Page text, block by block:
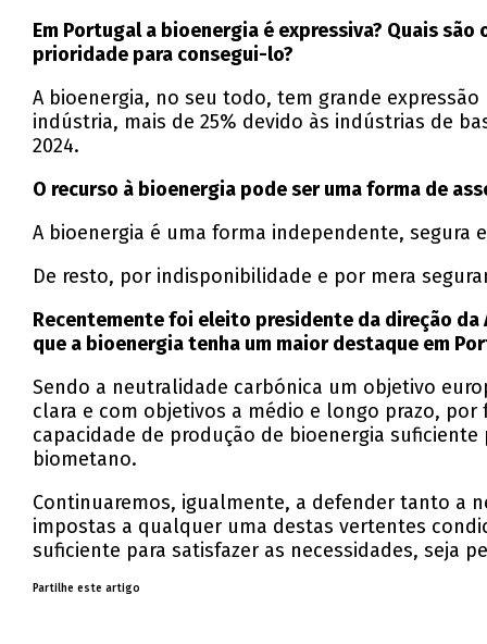
Em Portugal a bioenergia é expressiva? Quais
prioridade para consegui-lo?
A bioenergia, no seu todo, tem grande
indústria, mais de 25% devido às indústrias de
2024.
O recurso à bioenergia pode ser uma forma de
A bioenergia é uma forma independente, segura
De resto, por indisponibilidade e por mera
Recentemente foi eleito presidente da direção
que a bioenergia tenha um maior destaque em
Sendo a neutralidade carbónica um objetivo
clara e com objetivos a médio e longo prazo,
capacidade de produção de bioenergia
biometano.
Continuaremos, igualmente, a defender tanto a
impostas a qualquer uma destas vertentes
suficiente para satisfazer as necessidades, seja
Partilhe este artigo